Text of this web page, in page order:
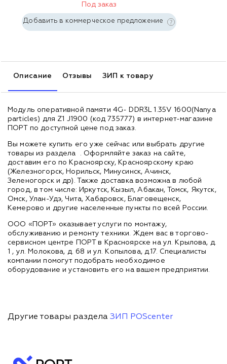
Под заказ
Добавить в коммерческое предложение
Описание Отзывы ЗИП к товару
Модуль оперативной памяти 4G- DDR3L 1.35V 1600(Nanya
particles) для Z1 J1900 (код 735777) в интернет-магазине
ПОРТ по доступной цене под заказ.
Вы можете купить его уже сейчас или выбрать другие
товары из раздела . Оформляйте заказ на сайте,
доставим его по Красноярску, Красноярскому краю
(Железногорск, Норильск, Минусинск, Ачинск,
Зеленогорск и др). Также доставка возможна в любой
город, в том числе: Иркутск, Кызыл, Абакан, Томск, Якутск,
Омск, Улан-Удэ, Чита, Хабаровск, Благовещенск,
Кемерово и другие населенные пункты по всей России.
ООО «ПОРТ» оказывает услуги по монтажу,
обслуживанию и ремонту техники. Ждем вас в торгово-
сервисном центре ПОРТ в Красноярске на ул. Крылова, д.
1 , ул. Молокова, д. 68 и ул. Копылова, д.17. Специалисты
компании помогут подобрать необходимое
оборудование и установить его на вашем предприятии.
Другие товары раздела ЗИП POScenter